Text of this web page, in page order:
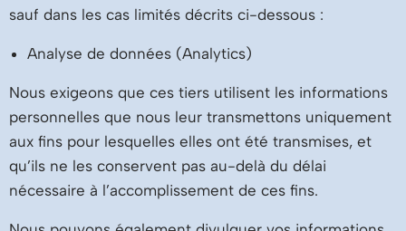
sauf dans les cas limités décrits ci-dessous :
Analyse de données (Analytics)
Nous exigeons que ces tiers utilisent les informations
personnelles que nous leur transmettons uniquement
aux fins pour lesquelles elles ont été transmises, et
qu’ils ne les conservent pas au-delà du délai
nécessaire à l’accomplissement de ces fins.